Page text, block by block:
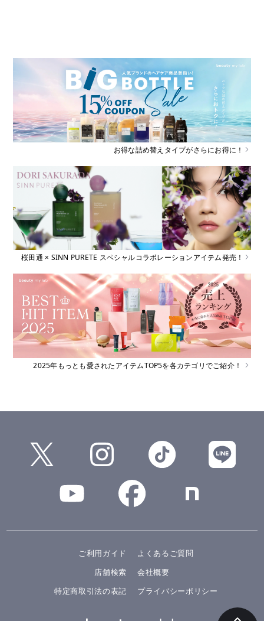
お得な詰め替えタイプがさらにお得に！
桜田通 × SINN PURETE スペシャルコラボレーションアイテム発売！
2025年もっとも愛されたアイテムTOP5を各カテゴリでご紹介！
ご利用ガイド
よくあるご質問
店舗検索
会社概要
特定商取引法の表記
プライバシーポリシー